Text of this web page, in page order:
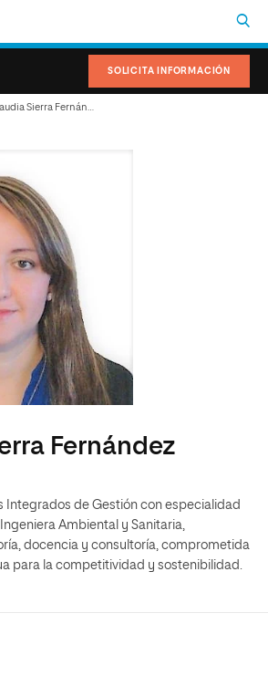
SOLICITA INFORMACIÓN
Fernández
Integrados de Gestión con especialidad
Ambiental y Sanitaria,
docencia y consultoría, comprometida
para la competitividad y sostenibilidad.